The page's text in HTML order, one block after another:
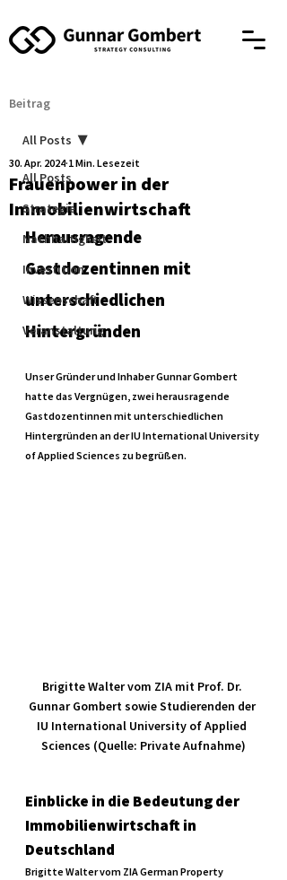
Beitrag
All Posts
Strategie
Nachhaltigkeit
Investition
Wissenschaft
Veranstaltung
All Posts
Frauenpower in der
Immobilienwirtschaft
30. Apr. 2024 1 Min. Lesezeit
Herausragende
Gastdozentinnen mit
unterschiedlichen
Hintergründen
Unser Gründer und Inhaber Gunnar Gombert
hatte das Vergnügen, zwei herausragende
Gastdozentinnen mit unterschiedlichen
Hintergründen an der IU International University
of Applied Sciences zu begrüßen.
Brigitte Walter vom ZIA mit Prof. Dr.
Gunnar Gombert sowie Studierenden der
IU International University of Applied
Sciences (Quelle: Private Aufnahme)
Einblicke in die Bedeutung der
Immobilienwirtschaft in
Deutschland
Brigitte Walter vom ZIA German Property